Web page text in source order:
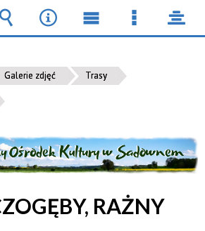
Galerie zdjęć Trasy
RAŻNY
Narzędzia
MenuMenu